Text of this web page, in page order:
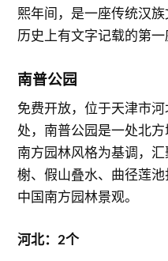
熙年间，是一座传统汉
历史上有文字记载的第一
南普公园
免费开放，位于天津市
处，南普公园是一处北
南方园林风格为基调，
榭、假山叠水、曲径莲
中国南方园林景观。
河北：2个